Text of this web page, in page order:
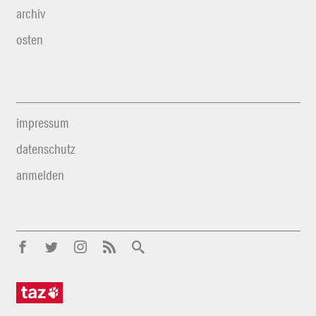
archiv
osten
impressum
datenschutz
anmelden